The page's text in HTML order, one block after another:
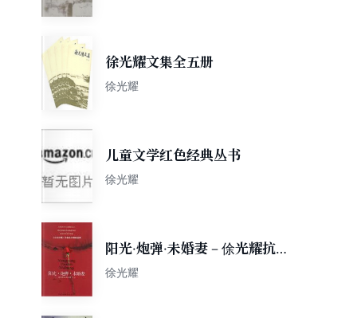
徐光耀文集全五册
徐光耀
儿童文学红色经典丛书
徐光耀
阳光·炮弹·未婚妻－俆光耀抗
美援朝日记
徐光耀